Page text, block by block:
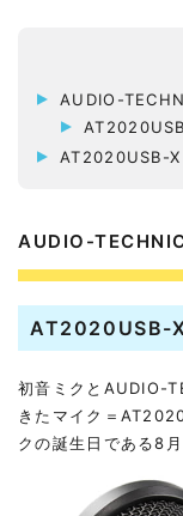
AUDIO-
AT2020USB-X
AUDIO-
AT2020USB-
初音ミクとAUDIO-
きたマイク＝
クの誕生日である8